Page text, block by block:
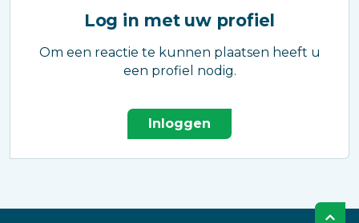
Log in met uw profiel
Om een reactie te kunnen plaatsen heeft u
een profiel nodig.
Inloggen